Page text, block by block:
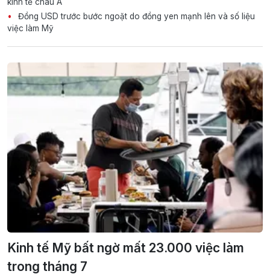
Đồng USD trước bước ngoặt do đồng yen mạnh lên và số liệu
việc làm Mỹ
Kinh tế Mỹ bất ngờ mất 23.000 việc làm
trong tháng 7